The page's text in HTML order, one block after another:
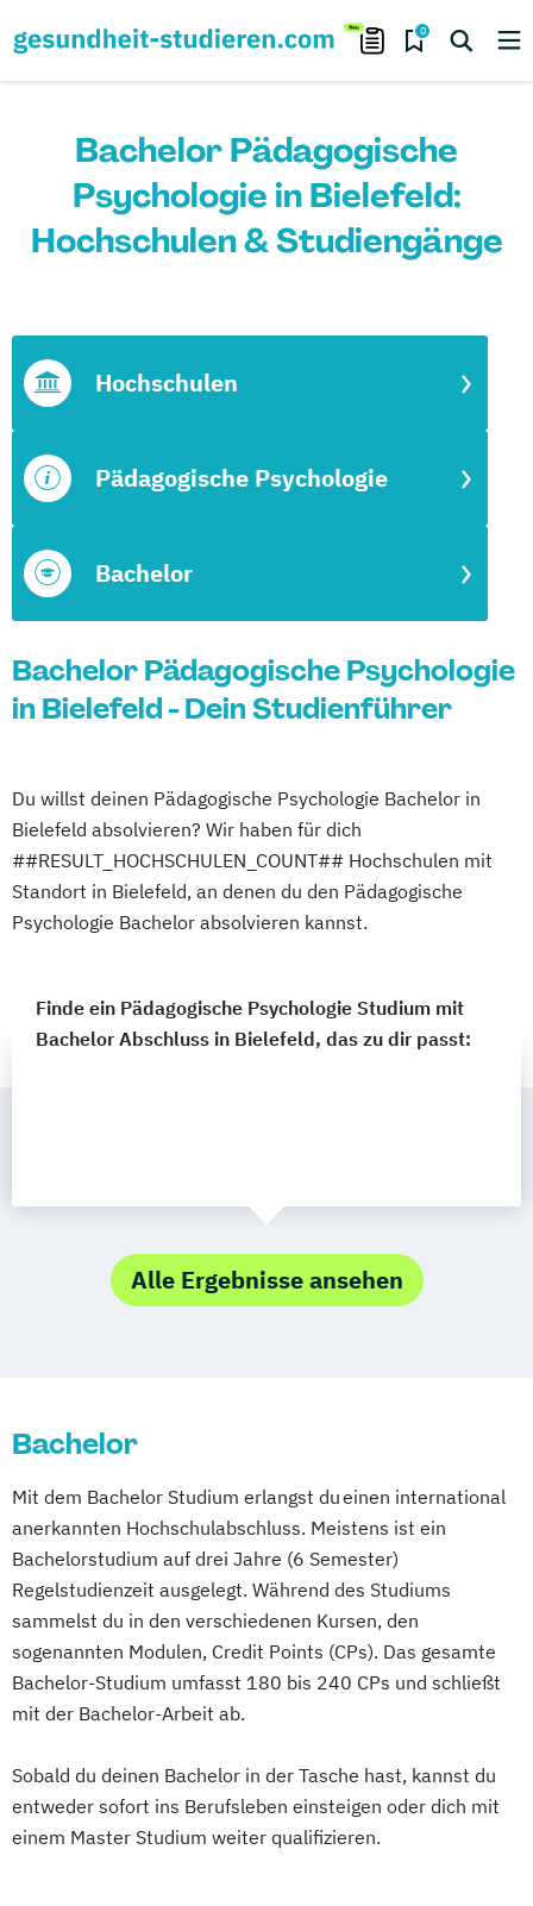
0
Bachelor Pädagogische
Psychologie in Bielefeld:
Hochschulen & Studiengänge
Bachelor
Pädagogische Psychologie
Hochschulen
Bachelor Pädagogische Psychologie
in Bielefeld - Dein Studienführer
Du willst deinen Pädagogische Psychologie Bachelor in
Bielefeld absolvieren? Wir haben für dich
##RESULT_HOCHSCHULEN_COUNT## Hochschulen mit
Standort in Bielefeld, an denen du den Pädagogische
Psychologie Bachelor absolvieren kannst.
Finde ein Pädagogische Psychologie Studium mit
Bachelor Abschluss in Bielefeld, das zu dir passt:
Alle Ergebnisse ansehen
Bachelor
Mit dem Bachelor Studium erlangst du einen international
anerkannten Hochschulabschluss. Meistens ist ein
Bachelorstudium auf drei Jahre (6 Semester)
Regelstudienzeit ausgelegt. Während des Studiums
sammelst du in den verschiedenen Kursen, den
sogenannten Modulen, Credit Points (CPs). Das gesamte
Bachelor-Studium umfasst 180 bis 240 CPs und schließt
mit der Bachelor-Arbeit ab.
Sobald du deinen Bachelor in der Tasche hast, kannst du
entweder sofort ins Berufsleben einsteigen oder dich mit
einem Master Studium weiter qualifizieren.